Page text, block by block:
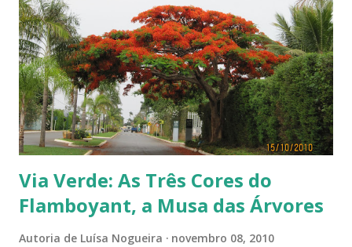
Via Verde: As Três Cores do
Flamboyant, a Musa das Árvores
Autoria de Luísa Nogueira novembro 08, 2010